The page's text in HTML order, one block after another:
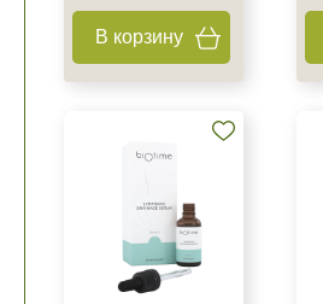
В корзину
Не показывать предложение
+7 (495) 640-